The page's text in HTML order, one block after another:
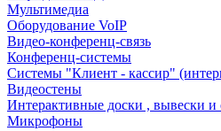
Мультимедиа
Оборудование VoIP
Видео-конференц-связь
Конференц-системы
Системы "Клиент - кассир"
Видеостены
Интерактивные доски , вывески и
Микрофоны